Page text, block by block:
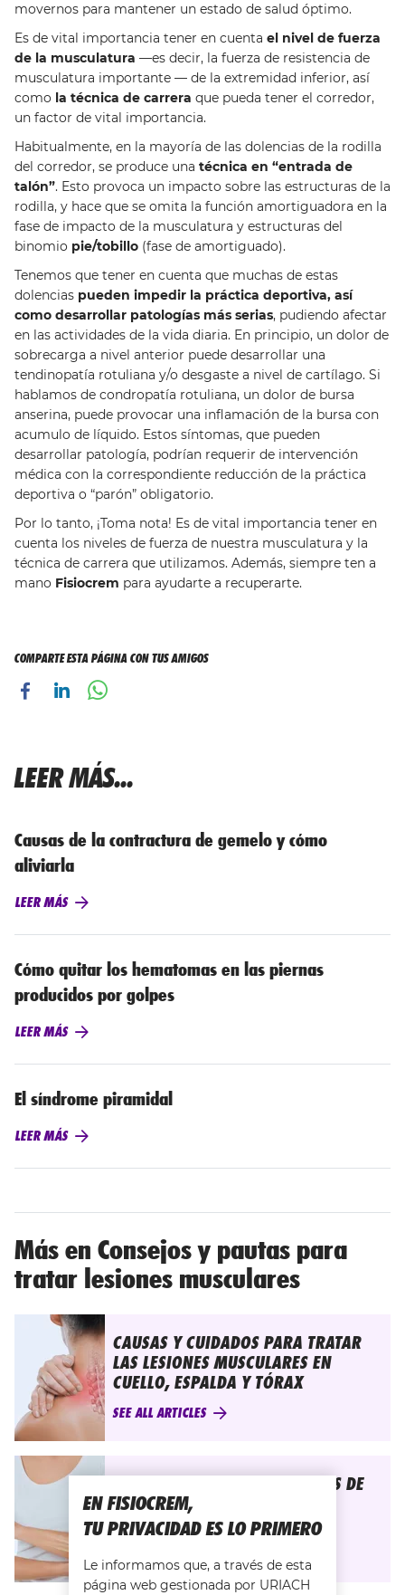
movernos para mantener un estado de salud óptimo.
Es de vital importancia tener en cuenta el nivel de fuerza
de la musculatura —es decir, la fuerza de resistencia de
musculatura importante — de la extremidad inferior, así
como la técnica de carrera que pueda tener el corredor,
un factor de vital importancia.
Habitualmente, en la mayoría de las dolencias de la rodilla
del corredor, se produce una técnica en “entrada de
talón”. Esto provoca un impacto sobre las estructuras de la
rodilla, y hace que se omita la función amortiguadora en la
fase de impacto de la musculatura y estructuras del
binomio pie/tobillo (fase de amortiguado).
Tenemos que tener en cuenta que muchas de estas
dolencias pueden impedir la práctica deportiva, así
como desarrollar patologías más serias, pudiendo afectar
en las actividades de la vida diaria. En principio, un dolor de
sobrecarga a nivel anterior puede desarrollar una
tendinopatía rotuliana y/o desgaste a nivel de cartílago. Si
hablamos de condropatía rotuliana, un dolor de bursa
anserina, puede provocar una inflamación de la bursa con
acumulo de líquido. Estos síntomas, que pueden
desarrollar patología, podrían requerir de intervención
médica con la correspondiente reducción de la práctica
deportiva o “parón” obligatorio.
Por lo tanto, ¡Toma nota! Es de vital importancia tener en
cuenta los niveles de fuerza de nuestra musculatura y la
técnica de carrera que utilizamos. Además, siempre ten a
mano Fisiocrem para ayudarte a recuperarte.
COMPARTE ESTA PÁGINA CON TUS AMIGOS
LEER MÁS...
Causas de la contractura de gemelo y cómo
aliviarla
LEER MÁS
Cómo quitar los hematomas en las piernas
producidos por golpes
LEER MÁS
El síndrome piramidal
LEER MÁS
Más en Consejos y pautas para
tratar lesiones musculares
CAUSAS Y CUIDADOS PARA TRATAR
LAS LESIONES MUSCULARES EN
CUELLO, ESPALDA Y TÓRAX
SEE ALL ARTICLES
CAUSAS, CONSEJOS Y CUIDADOS DE
LAS LESIONES MUSCULARES EN
BRAZOS Y MANOS
EN FISIOCREM,
TU PRIVACIDAD ES LO PRIMERO
Le informamos que, a través de esta
página web gestionada por URIACH